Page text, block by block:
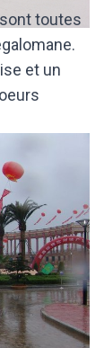
toutes
et un